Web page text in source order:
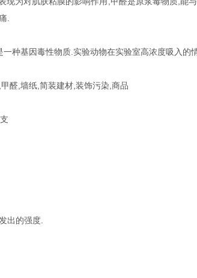
.
种基因毒性物质.实验动物在实验室高浓度吸入的
醛,墙纸,简装建材,装饰污染,商品
出的强度.